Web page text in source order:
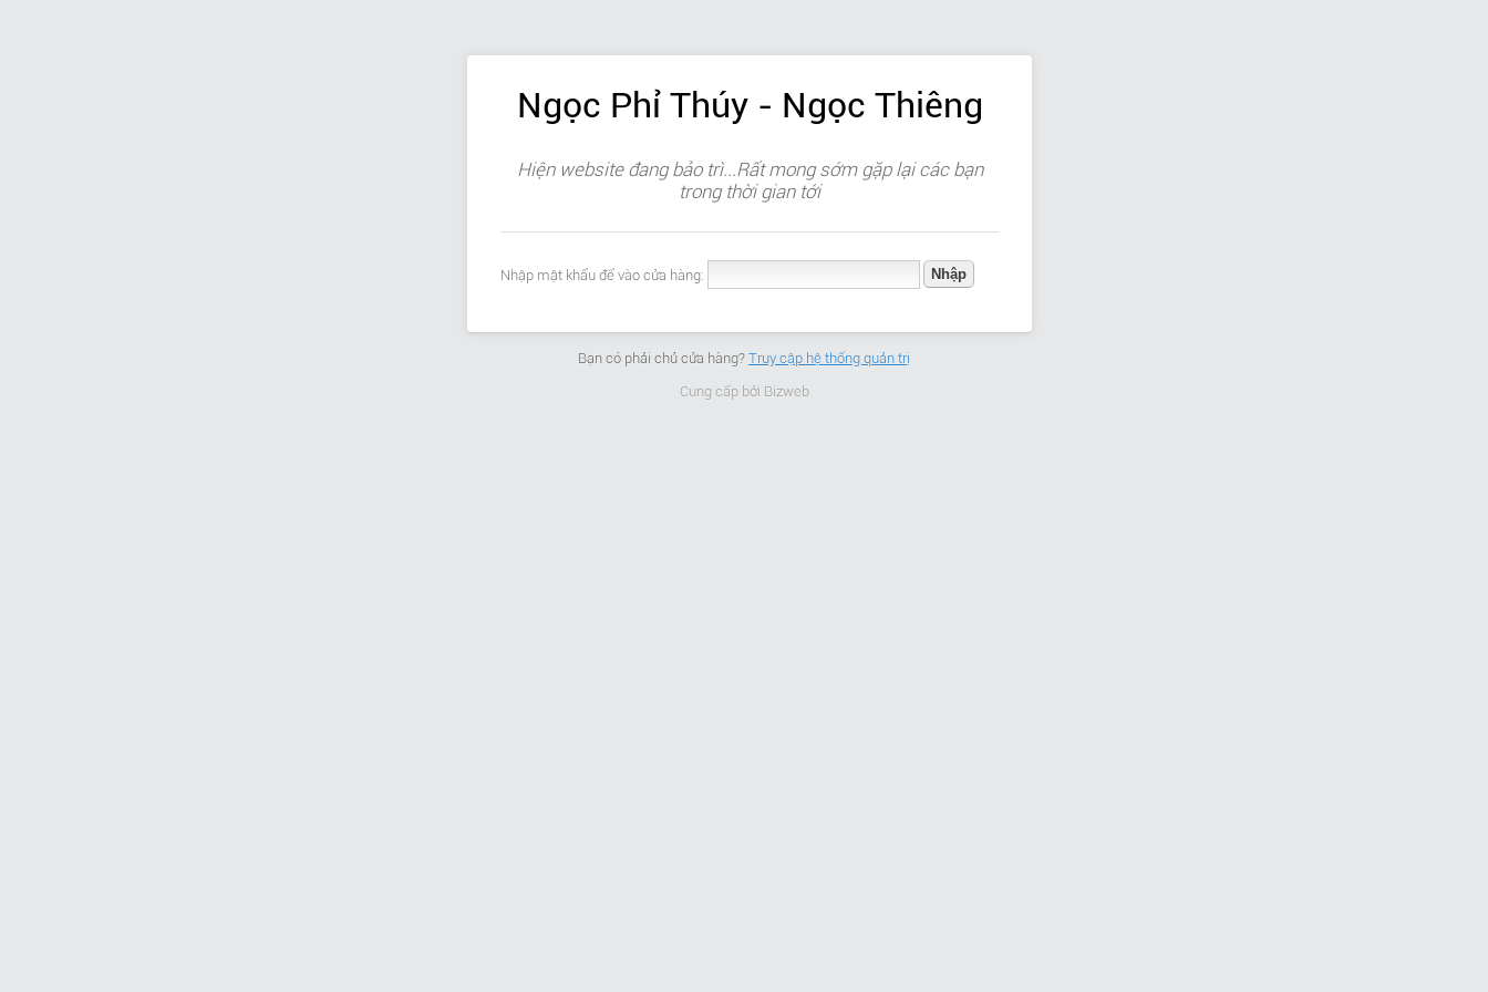
Ngọc Phỉ Thúy - Ngọc Thiêng
Hiện website đang bảo trì...Rất mong sớm gặp lại các bạn
trong thời gian tới
Nhập mật khẩu để vào cửa hàng:
Bạn có phải chủ cửa hàng? Truy cập hệ thống quản trị
Cung cấp bởi Bizweb